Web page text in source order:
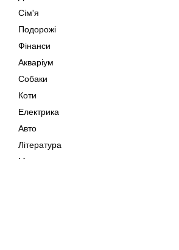
Сім'я
Подорожі
Фінанси
Акваріум
Собаки
Коти
Електрика
Авто
Література
Музика